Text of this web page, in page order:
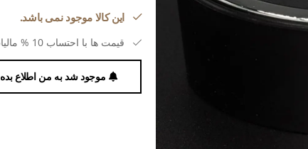
این کالا موجود نمی باشد.
قیمت ها با احتساب 10 % مالیات بر ارزش افزوده می باشد.
موجود شد به من اطلاع بده